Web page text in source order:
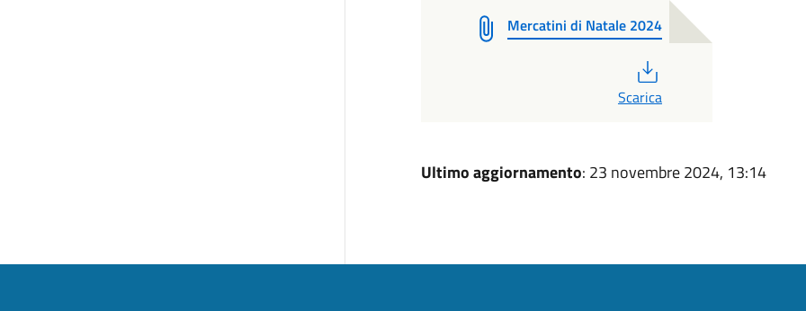
Mercatini di Natale 2024
Scarica
Ultimo aggiornamento: 23 novembre 2024, 13:14